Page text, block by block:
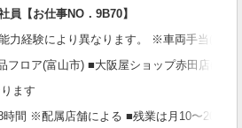
員【お仕事NO．9B70】
力経験により異なります。 ※車両手当
フロア(富山市) ■大阪屋ショップ赤田店(富
ます
時間 ※配属店舗による ■残業は月10〜20時